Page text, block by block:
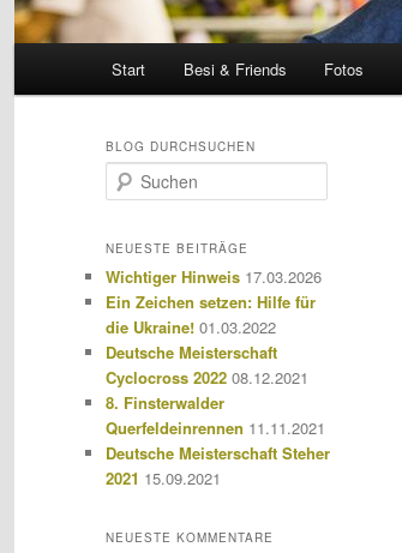
Start Besi & Friends Fotos
BLOG DURCHSUCHEN
u
h
n
NEUESTE BEITRÄGE
Wichtiger Hinweis 17.03.2026
Ein Zeichen setzen: Hilfe für
die Ukraine! 01.03.2022
Deutsche Meisterschaft
Cyclocross 2022 08.12.2021
8. Finsterwalder
Querfeldeinrennen 11.11.2021
Deutsche Meisterschaft Steher
2021 15.09.2021
NEUESTE KOMMENTARE